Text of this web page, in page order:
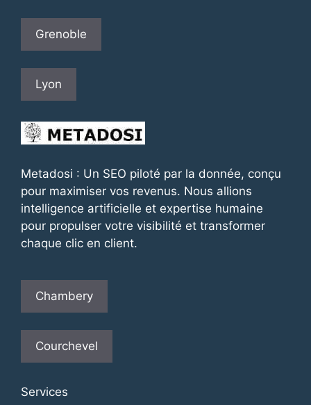
Grenoble
Lyon
Metadosi : Un SEO piloté par la donnée, conçu
pour maximiser vos revenus. Nous allions
intelligence artificielle et expertise humaine
pour propulser votre visibilité et transformer
chaque clic en client.
Chambery
Courchevel
Services